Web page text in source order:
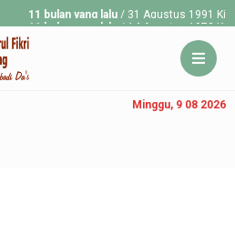
11 bulan yang lalu/ 31 Agustus 1991
11 bulan yang lalu/ 14 Agustus 1973
Minggu, 9 08 2026